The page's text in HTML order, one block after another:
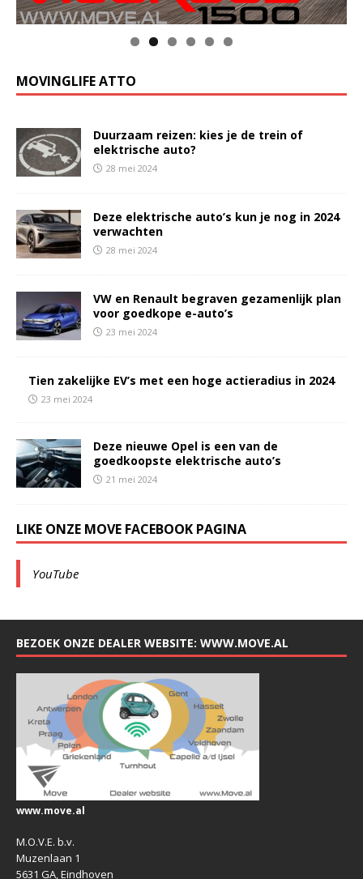
MOVINGLIFE ATTO
Duurzaam reizen: kies je de trein of
elektrische auto?
28 mei 2024
Deze elektrische auto’s kun je nog in 2024
verwachten
28 mei 2024
VW en Renault begraven gezamenlijk plan
voor goedkope e-auto’s
23 mei 2024
Tien zakelijke EV’s met een hoge actieradius in 2024
23 mei 2024
Deze nieuwe Opel is een van de
goedkoopste elektrische auto’s
21 mei 2024
LIKE ONZE MOVE FACEBOOK PAGINA
YouTube
BEZOEK ONZE DEALER WEBSITE: WWW.MOVE.AL
www.move.al
M.O.V.E. b.v.
Muzenlaan 1
5631 GA, Eindhoven